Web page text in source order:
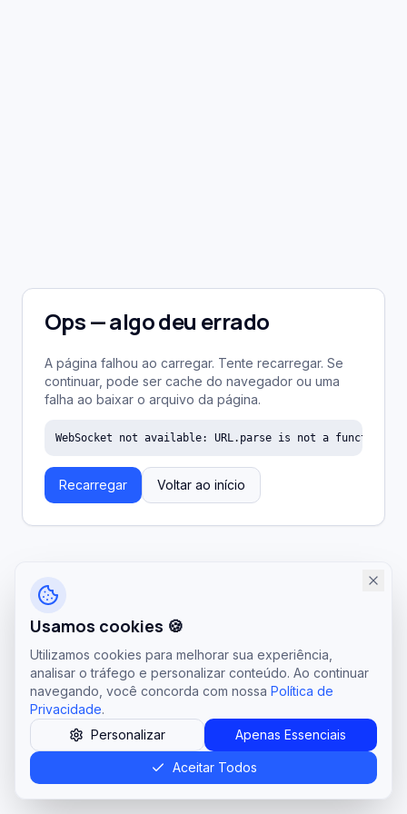
Ops — algo deu errado
A página falhou ao carregar. Tente recarregar. Se
continuar, pode ser cache do navegador ou uma
falha ao baixar o arquivo da página.
WebSocket not available: URL.parse is not a function
Recarregar Voltar ao início
Usamos cookies 🍪
Utilizamos cookies para melhorar sua experiência,
analisar o tráfego e personalizar conteúdo. Ao continuar
navegando, você concorda com nossa Política de
Privacidade.
Personalizar
Apenas Essenciais
Aceitar Todos